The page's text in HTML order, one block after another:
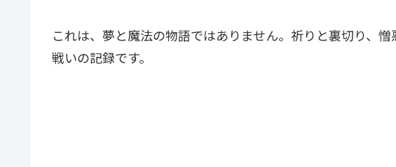
これは、夢と魔法の物語ではありません。祈りと裏切り、
戦いの記録です。